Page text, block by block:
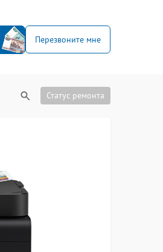
Перезвоните мне
Статус ремонта